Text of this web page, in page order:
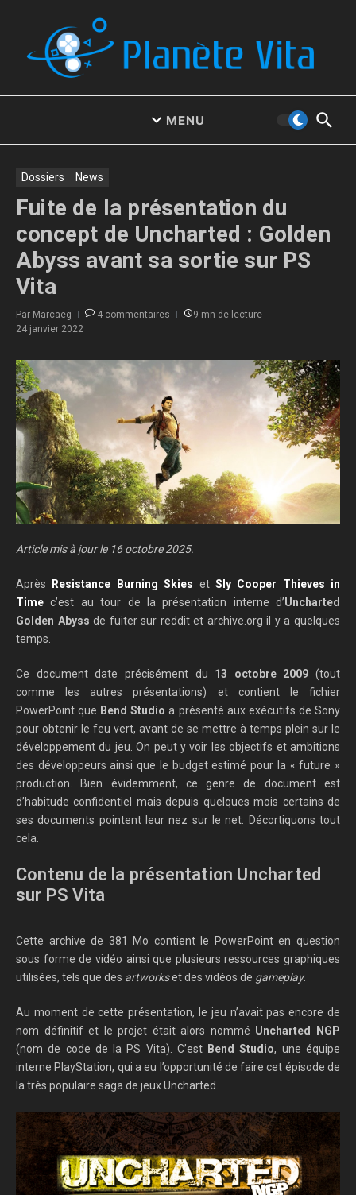
MENU
Dossiers News
Fuite de la présentation du
concept de Uncharted : Golden
Abyss avant sa sortie sur PS
Vita
Par Marcaeg 4 commentaires
9 mn de lecture
24 janvier 2022
Article mis à jour le 16 octobre 2025.
Après Resistance Burning Skies et Sly Cooper Thieves in
Time c’est au tour de la présentation interne d’Uncharted
Golden Abyss de fuiter sur reddit et archive.org il y a quelques
temps.
Ce document date précisément du 13 octobre 2009 (tout
comme les autres présentations) et contient le fichier
PowerPoint que Bend Studio a présenté aux exécutifs de Sony
pour obtenir le feu vert, avant de se mettre à temps plein sur le
développement du jeu. On peut y voir les objectifs et ambitions
des développeurs ainsi que le budget estimé pour la « future »
production. Bien évidemment, ce genre de document est
d’habitude confidentiel mais depuis quelques mois certains de
ses documents pointent leur nez sur le net. Décortiquons tout
cela.
Contenu de la présentation Uncharted
sur PS Vita
Cette archive de 381 Mo contient le PowerPoint en question
sous forme de vidéo ainsi que plusieurs ressources graphiques
utilisées, tels que des artworkset des vidéos de gameplay.
Au moment de cette présentation, le jeu n’avait pas encore de
nom définitif et le projet était alors nommé Uncharted NGP
(nom de code de la PS Vita). C’est Bend Studio, une équipe
interne PlayStation, qui a eu l’opportunité de faire cet épisode de
la très populaire saga de jeux Uncharted.